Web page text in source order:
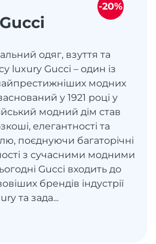
Gucci
одяг, взуття та
luxury Gucci – один із
модних
у 1921 році у
модний дім став
елегантності та
поєднуючи багаторічні
з сучасними модними
Gucci входить до
брендів індустрії
та зада...
-20%